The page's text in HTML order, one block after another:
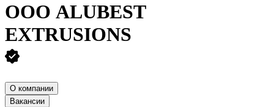
ООО ALUBEST
EXTRUSIONS
О компании
Вакансии